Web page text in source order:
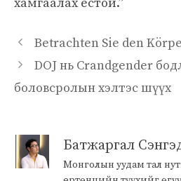
Betrachten Sie den
DOJ нь Crandgender
боловсролын хэлтэс шүүх
Батжаргал
Монголын уудам тал